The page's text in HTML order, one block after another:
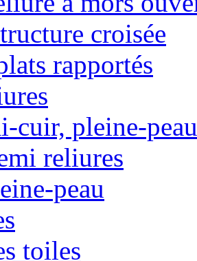
croisée
rapportés
cuir, pleine-peau
reliures
peau
toiles